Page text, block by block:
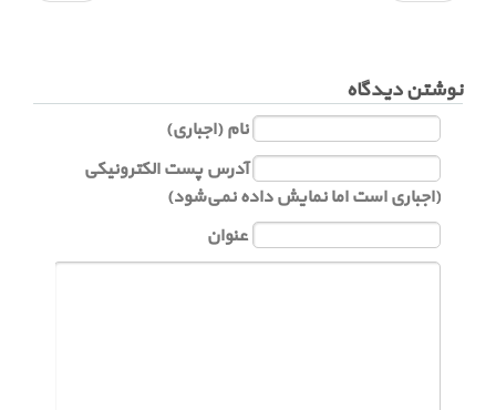
نوشتن دیدگاه
نام (اجباری)
آدرس پست الکترونیکی
(اجباری است اما نمایش داده نمی‌شود)
عنوان